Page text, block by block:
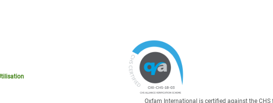
Oxfam International is certified against the